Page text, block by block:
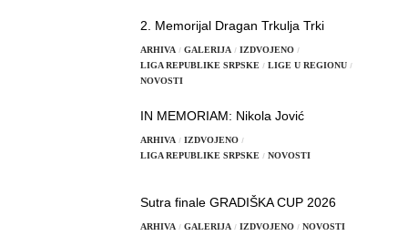
2. Memorijal Dragan Trkulja Trki
ARHIVA GALERIJA
IZDVOJENO
LIGA REPUBLIKE SRPSKE
LIGE U REGIONU
NOVOSTI
IN MEMORIAM: Nikola Jović
ARHIVA
IZDVOJENO
LIGA REPUBLIKE SRPSKE
NOVOSTI
Sutra finale GRADIŠKA CUP 2026
ARHIVA GALERIJA IZDVOJENO NOVOSTI